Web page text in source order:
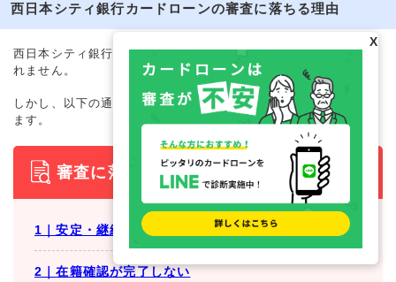
西日本シティ銀行カードローンの審査に落ちる理由
西日本シティ銀行カードローンでは、審査に落ちる理由は公表さ
れません。
しかし、以下の通り、審査に通りにくくなる理由がいくつかあり
ます。
審査に落ちる主な理由
1｜安定・継続した収入が確認できない
2｜在籍確認が完了しない
X